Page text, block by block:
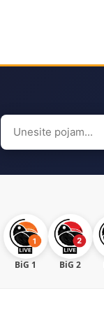
Search
for:
BiG 1 BiG 2